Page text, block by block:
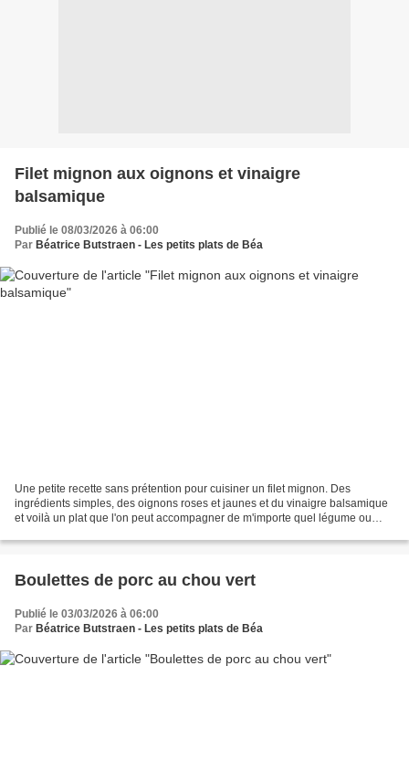
Filet mignon aux oignons et vinaigre
balsamique
Publié le 08/03/2026 à 06:00
Par Béatrice Butstraen - Les petits plats de Béa
Une petite recette sans prétention pour cuisiner un filet mignon. Des
ingrédients simples, des oignons roses et jaunes et du vinaigre balsamique
et voilà un plat que l'on peut accompagner de m'importe quel légume ou
Boulettes de porc au chou vert
Publié le 03/03/2026 à 06:00
Par Béatrice Butstraen - Les petits plats de Béa